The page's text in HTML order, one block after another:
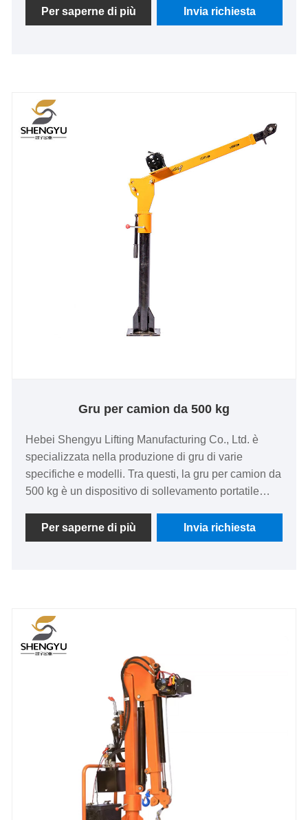
chilogrammi. Ha una forte capacità di carico, non
richiede alimentazione ed è semplice e portatile da
Per saperne di più Invia richiesta
Gru per camion da 500 kg
Hebei Shengyu Lifting Manufacturing Co., Ltd. è
specializzata nella produzione di gru di varie
specifiche e modelli. Tra questi, la gru per camion da
500 kg è un dispositivo di sollevamento portatile
riparazione e manutenzione auto e operazioni
all'aperto. Viene anche chiamata gru a sbalzo
pick-up, autocarri leggeri e veicoli tecnici,
sostituendo efficacemente la movimentazione
manuale e migliorando l'efficienza e la sicurezza del
Per saperne di più Invia richiesta